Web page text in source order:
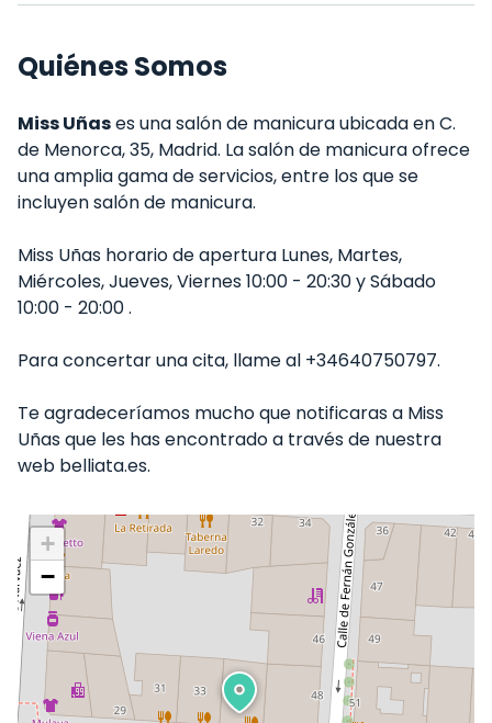
Quiénes Somos
Miss Uñases una salón de manicura ubicada en C.
de Menorca, 35, Madrid. La salón de manicura ofrece
una amplia gama de servicios, entre los que se
incluyen salón de manicura.
Miss Uñas horario de apertura Lunes, Martes,
Miércoles, Jueves, Viernes 10:00 - 20:30 y Sábado
10:00 - 20:00 .
Para concertar una cita, llame al +34640750797.
Te agradeceríamos mucho que notificaras a Miss
Uñas que les has encontrado a través de nuestra
web belliata.es.
+
−